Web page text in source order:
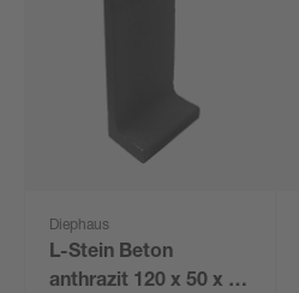
Diephaus
L-Stein Beton
anthrazit 120 x 50 x 65